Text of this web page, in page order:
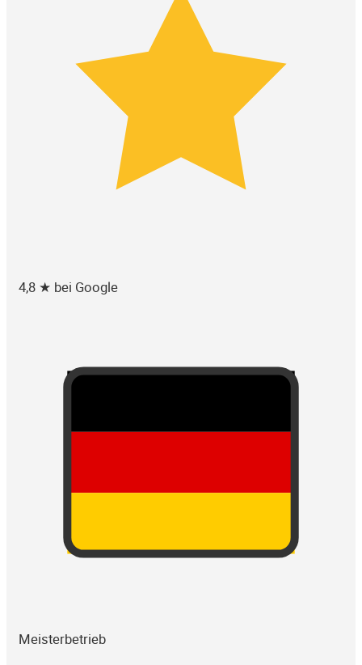
4,8 ★ bei Google
Meisterbetrieb